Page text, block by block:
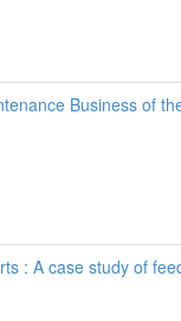
Business of
: A case study of